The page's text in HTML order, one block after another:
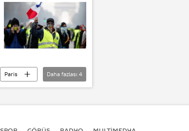
Paris
Daha fazlası 4